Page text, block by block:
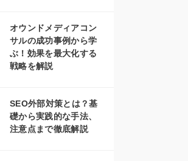
オウンドメディアコン
サルの成功事例から学
ぶ！効果を最大化する
戦略を解説
SEO外部対策とは？基
礎から実践的な手法、
注意点まで徹底解説